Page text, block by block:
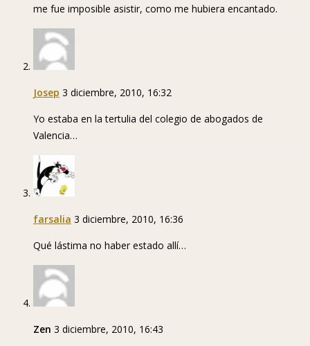
me fue imposible asistir, como me hubiera encantado.
Josep 3 diciembre, 2010, 16:32
Yo estaba en la tertulia del colegio de abogados de
Valencia…
farsalia 3 diciembre, 2010, 16:36
Qué lástima no haber estado allí…
Zen 3 diciembre, 2010, 16:43